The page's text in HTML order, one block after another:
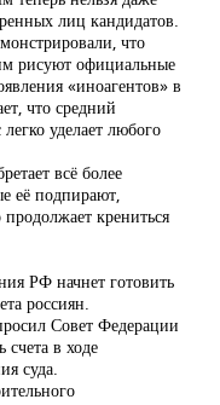
лиц кандидатов.
что
рисуют официальные
«иноагентов» в
что средний
уделает любого
всё более
её подпирают,
крениться
РФ начнет готовить
россиян.
Совет Федерации
в ходе
суда.